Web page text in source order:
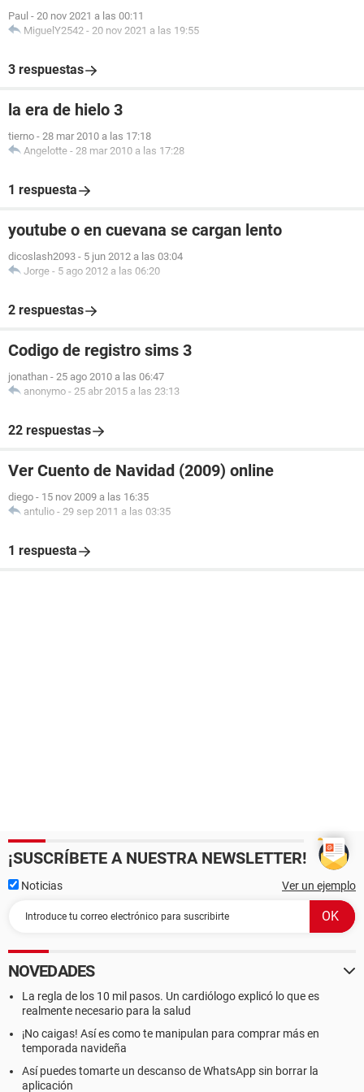
Paul - 20 nov 2021 a las 00:11
MiguelY2542 - 20 nov 2021 a las 19:55
3 respuestas
la era de hielo 3
tierno - 28 mar 2010 a las 17:18
Angelotte - 28 mar 2010 a las 17:28
1 respuesta
youtube o en cuevana se cargan lento
dicoslash2093 - 5 jun 2012 a las 03:04
Jorge - 5 ago 2012 a las 06:20
2 respuestas
Codigo de registro sims 3
jonathan - 25 ago 2010 a las 06:47
anonymo - 25 abr 2015 a las 23:13
22 respuestas
Ver Cuento de Navidad (2009) online
diego - 15 nov 2009 a las 16:35
antulio - 29 sep 2011 a las 03:35
1 respuesta
¡SUSCRÍBETE A NUESTRA NEWSLETTER!
Noticias Ver un ejemplo
NOVEDADES
La regla de los 10 mil pasos. Un cardiólogo explicó lo que es
realmente necesario para la salud
¡No caigas! Así es como te manipulan para comprar más en
temporada navideña
Así puedes tomarte un descanso de WhatsApp sin borrar la
aplicación